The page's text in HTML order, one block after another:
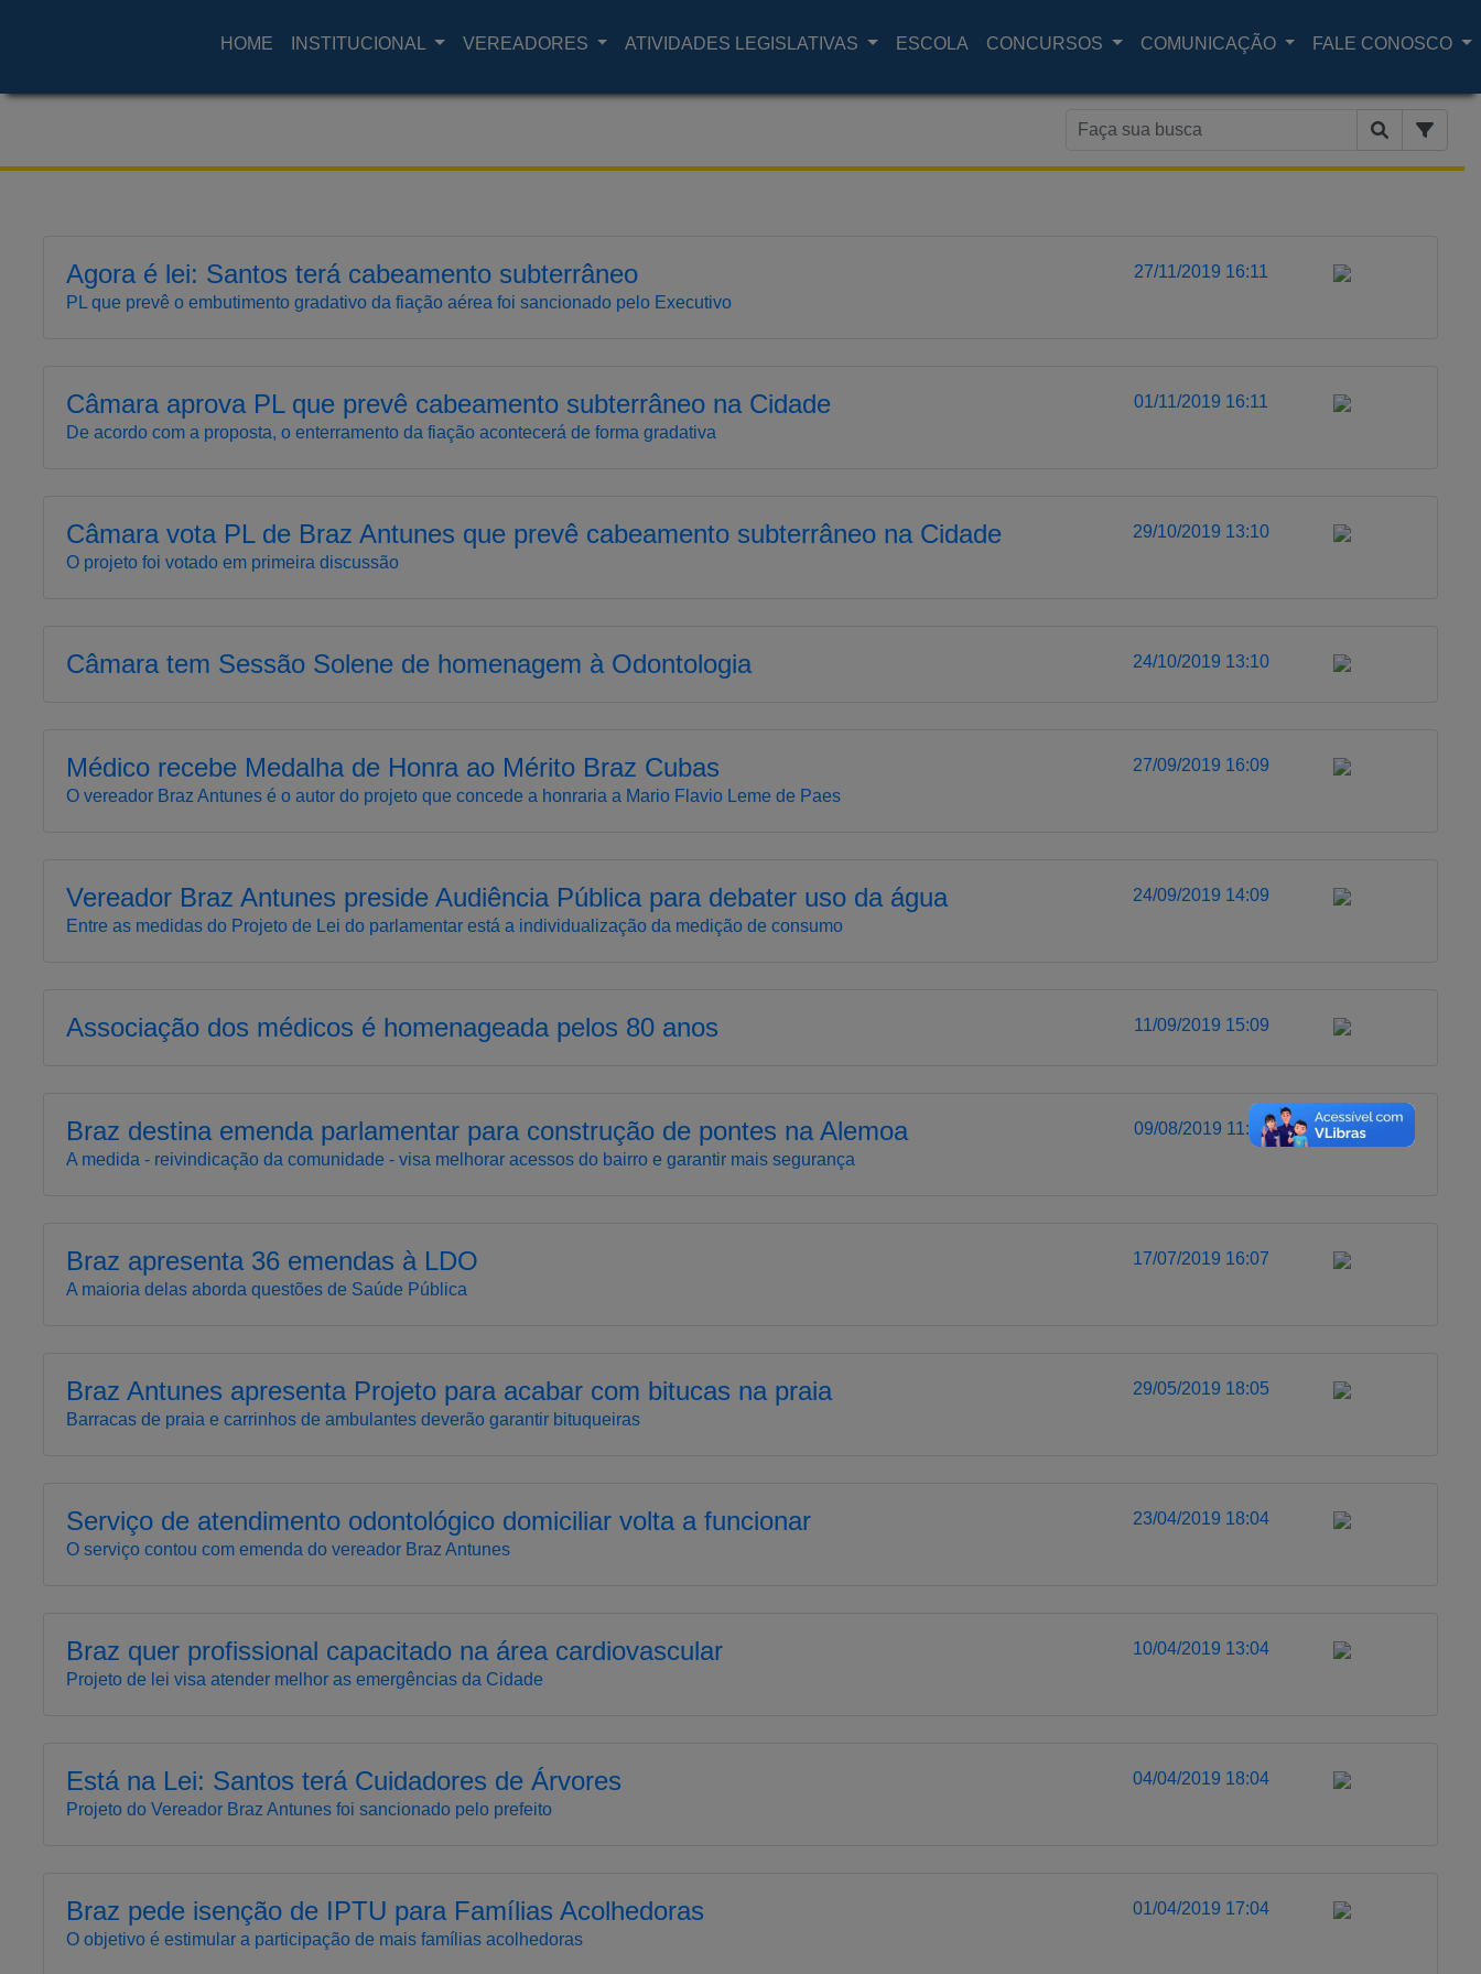
HOME INSTITUCIONAL VEREADORES ATIVIDADES LEGISLATIVAS ESCOLA CONCURSOS COMUNICAÇÃO FALE CONOSCO
Agora é lei: Santos terá cabeamento subterrâneo
PL que prevê o embutimento gradativo da fiação aérea foi sancionado pelo Executivo
27/11/2019 16:11
Câmara aprova PL que prevê cabeamento subterrâneo na Cidade
De acordo com a proposta, o enterramento da fiação acontecerá de forma gradativa
01/11/2019 16:11
Câmara vota PL de Braz Antunes que prevê cabeamento subterrâneo na Cidade
O projeto foi votado em primeira discussão
29/10/2019 13:10
Câmara tem Sessão Solene de homenagem à Odontologia 24/10/2019 13:10
Médico recebe Medalha de Honra ao Mérito Braz Cubas
O vereador Braz Antunes é o autor do projeto que concede a honraria a Mario Flavio Leme de Paes
27/09/2019 16:09
Vereador Braz Antunes preside Audiência Pública para debater uso da água
Entre as medidas do Projeto de Lei do parlamentar está a individualização da medição de consumo
24/09/2019 14:09
Associação dos médicos é homenageada pelos 80 anos 11/09/2019 15:09
Braz destina emenda parlamentar para construção de pontes na Alemoa
A medida - reivindicação da comunidade - visa melhorar acessos do bairro e garantir mais segurança
09/08/2019 11:08
Braz apresenta 36 emendas à LDO
A maioria delas aborda questões de Saúde Pública
17/07/2019 16:07
Braz Antunes apresenta Projeto para acabar com bitucas na praia
Barracas de praia e carrinhos de ambulantes deverão garantir bituqueiras
29/05/2019 18:05
Serviço de atendimento odontológico domiciliar volta a funcionar
O serviço contou com emenda do vereador Braz Antunes
23/04/2019 18:04
Braz quer profissional capacitado na área cardiovascular
Projeto de lei visa atender melhor as emergências da Cidade
10/04/2019 13:04
Está na Lei: Santos terá Cuidadores de Árvores
Projeto do Vereador Braz Antunes foi sancionado pelo prefeito
04/04/2019 18:04
Braz pede isenção de IPTU para Famílias Acolhedoras
O objetivo é estimular a participação de mais famílias acolhedoras
01/04/2019 17:04